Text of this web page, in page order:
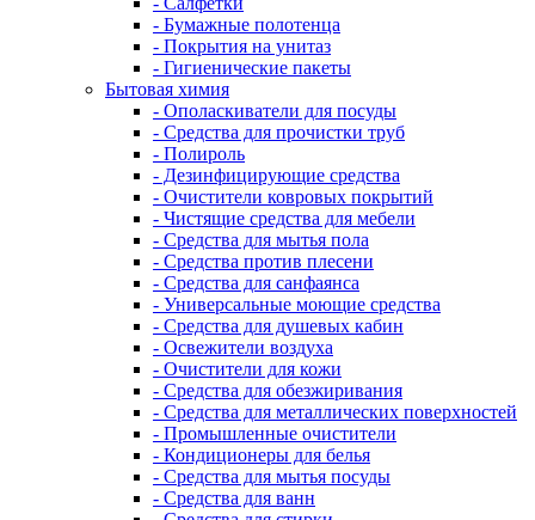
- Бумажные полотенца
- Покрытия на унитаз
- Гигиенические пакеты
Бытовая химия
- Ополаскиватели для посуды
- Средства для прочистки труб
- Полироль
- Дезинфицирующие средства
- Очистители ковровых покрытий
- Чистящие средства для мебели
- Средства для мытья пола
- Средства против плесени
- Средства для санфаянса
- Универсальные моющие средства
- Средства для душевых кабин
- Освежители воздуха
- Очистители для кожи
- Средства для обезжиривания
- Средства для металлических поверхностей
- Промышленные очистители
- Кондиционеры для белья
- Средства для мытья посуды
- Средства для ванн